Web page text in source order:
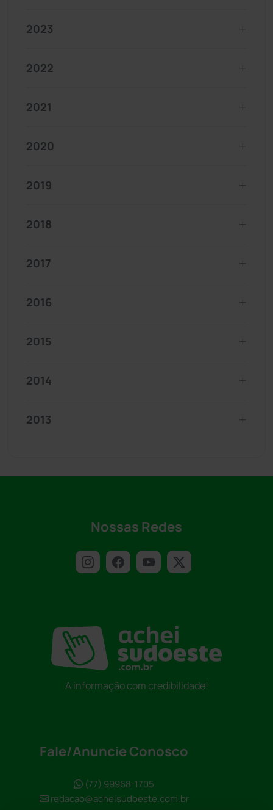
2023
2022
2021
2020
2019
2018
2017
2016
2015
2014
2013
Nossas Redes
A informação com credibilidade!
Fale/Anuncie Conosco
(77) 99968-1705
redacao@acheisudoeste.com.br